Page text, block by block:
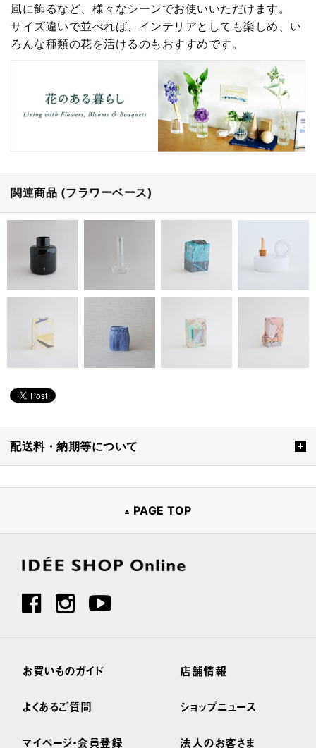
風に飾るなど、様々なシーンでお使いいただけます。
サイズ違いで並べれば、インテリアとしても楽しめ、い
ろんな種類の花を活けるのもおすすめです。
関連商品 (フラワーベース)
配送料・納期等について
PAGE TOP
お買いものガイド
よくあるご質問
マイページ・会員登録
店舗情報
ショップニュース
法人のお客さま